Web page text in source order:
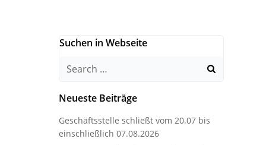
Suchen in Webseite
Search
Neueste Beiträge
Geschäftsstelle schließt vom 20.07 bis
einschließlich 07.08.2026